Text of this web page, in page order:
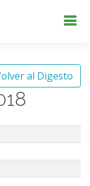
al Digesto